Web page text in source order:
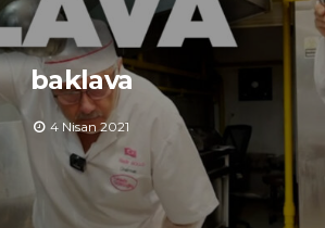
baklava
4 Nisan 2021